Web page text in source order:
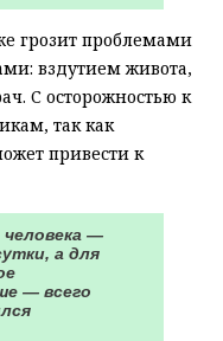
грозит проблемами
вздутием живота,
С осторожностью к
так как
привести к
человека —
а для
— всего